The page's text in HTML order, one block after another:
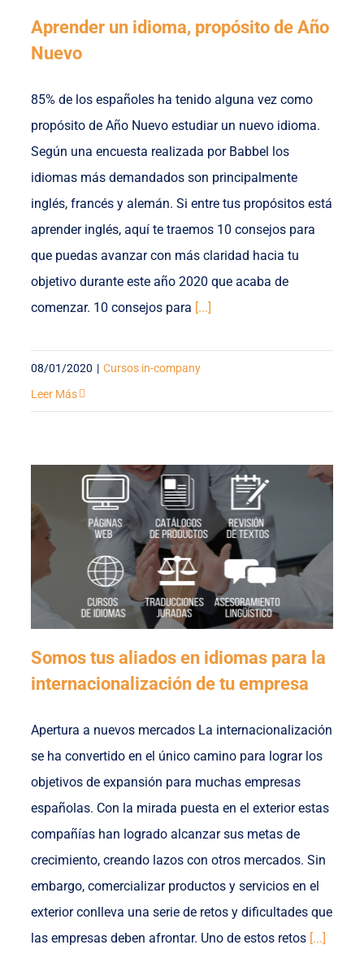
Aprender un idioma, propósito de Año
Nuevo
85% de los españoles ha tenido alguna vez como
propósito de Año Nuevo estudiar un nuevo idioma.
Según una encuesta realizada por Babbel los
idiomas más demandados son principalmente
inglés, francés y alemán. Si entre tus propósitos está
aprender inglés, aquí te traemos 10 consejos para
que puedas avanzar con más claridad hacia tu
objetivo durante este año 2020 que acaba de
comenzar. 10 consejos para [...]
08/01/2020 | Cursos in-company
Leer Más
Somos tus aliados en idiomas para la
internacionalización de tu empresa
Apertura a nuevos mercados La internacionalización
se ha convertido en el único camino para lograr los
objetivos de expansión para muchas empresas
españolas. Con la mirada puesta en el exterior estas
compañías han logrado alcanzar sus metas de
crecimiento, creando lazos con otros mercados. Sin
embargo, comercializar productos y servicios en el
exterior conlleva una serie de retos y dificultades que
las empresas deben afrontar. Uno de estos retos [...]